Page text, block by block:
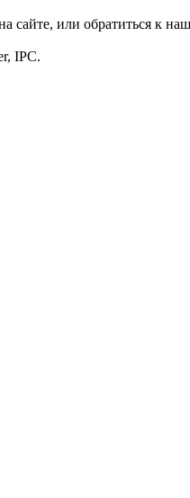
сайте, или обратиться к
IPC.